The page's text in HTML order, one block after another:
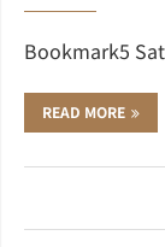
Bookmark5
READ MORE